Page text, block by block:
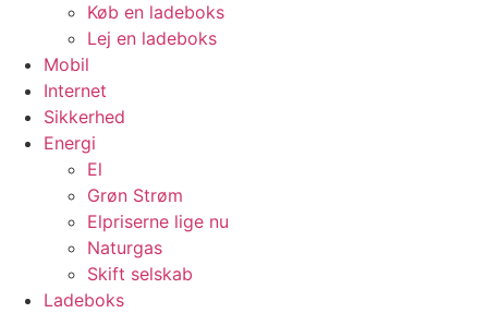
Køb en ladeboks
Lej en ladeboks
Mobil
Internet
Sikkerhed
Energi
El
Grøn Strøm
Elpriserne lige nu
Naturgas
Skift selskab
Ladeboks